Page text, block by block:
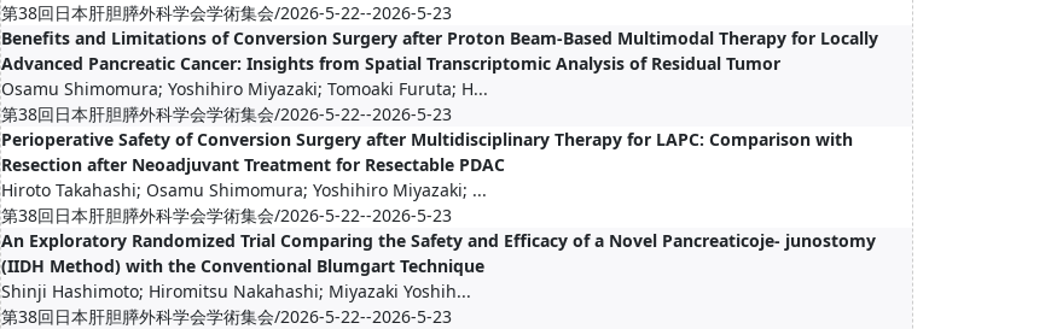
第38回日本肝胆膵外科学会学術集会/2026-5-22--2026-5-23
Benefits and Limitations of Conversion Surgery after Proton Beam-Based Multimodal Therapy for Locally
Advanced Pancreatic Cancer: Insights from Spatial Transcriptomic Analysis of Residual Tumor
Osamu Shimomura; Yoshihiro Miyazaki; Tomoaki Furuta; H...
第38回日本肝胆膵外科学会学術集会/2026-5-22--2026-5-23
Perioperative Safety of Conversion Surgery after Multidisciplinary Therapy for LAPC: Comparison with
Resection after Neoadjuvant Treatment for Resectable PDAC
Hiroto Takahashi; Osamu Shimomura; Yoshihiro Miyazaki; ...
第38回日本肝胆膵外科学会学術集会/2026-5-22--2026-5-23
An Exploratory Randomized Trial Comparing the Safety and Efficacy of a Novel Pancreaticoje- junostomy
(IIDH Method) with the Conventional Blumgart Technique
Shinji Hashimoto; Hiromitsu Nakahashi; Miyazaki Yoshih...
第38回日本肝胆膵外科学会学術集会/2026-5-22--2026-5-23